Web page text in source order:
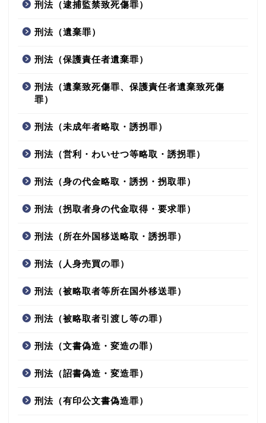
刑法（逮捕監禁致死傷罪）
刑法（遺棄罪）
刑法（保護責任者遺棄罪）
刑法（遺棄致死傷罪、保護責任者遺棄致死傷
罪）
刑法（未成年者略取・誘拐罪）
刑法（営利・わいせつ等略取・誘拐罪）
刑法（身の代金略取・誘拐・拐取罪）
刑法（拐取者身の代金取得・要求罪）
刑法（所在外国移送略取・誘拐罪）
刑法（人身売買の罪）
刑法（被略取者等所在国外移送罪）
刑法（被略取者引渡し等の罪）
刑法（文書偽造・変造の罪）
刑法（詔書偽造・変造罪）
刑法（有印公文書偽造罪）